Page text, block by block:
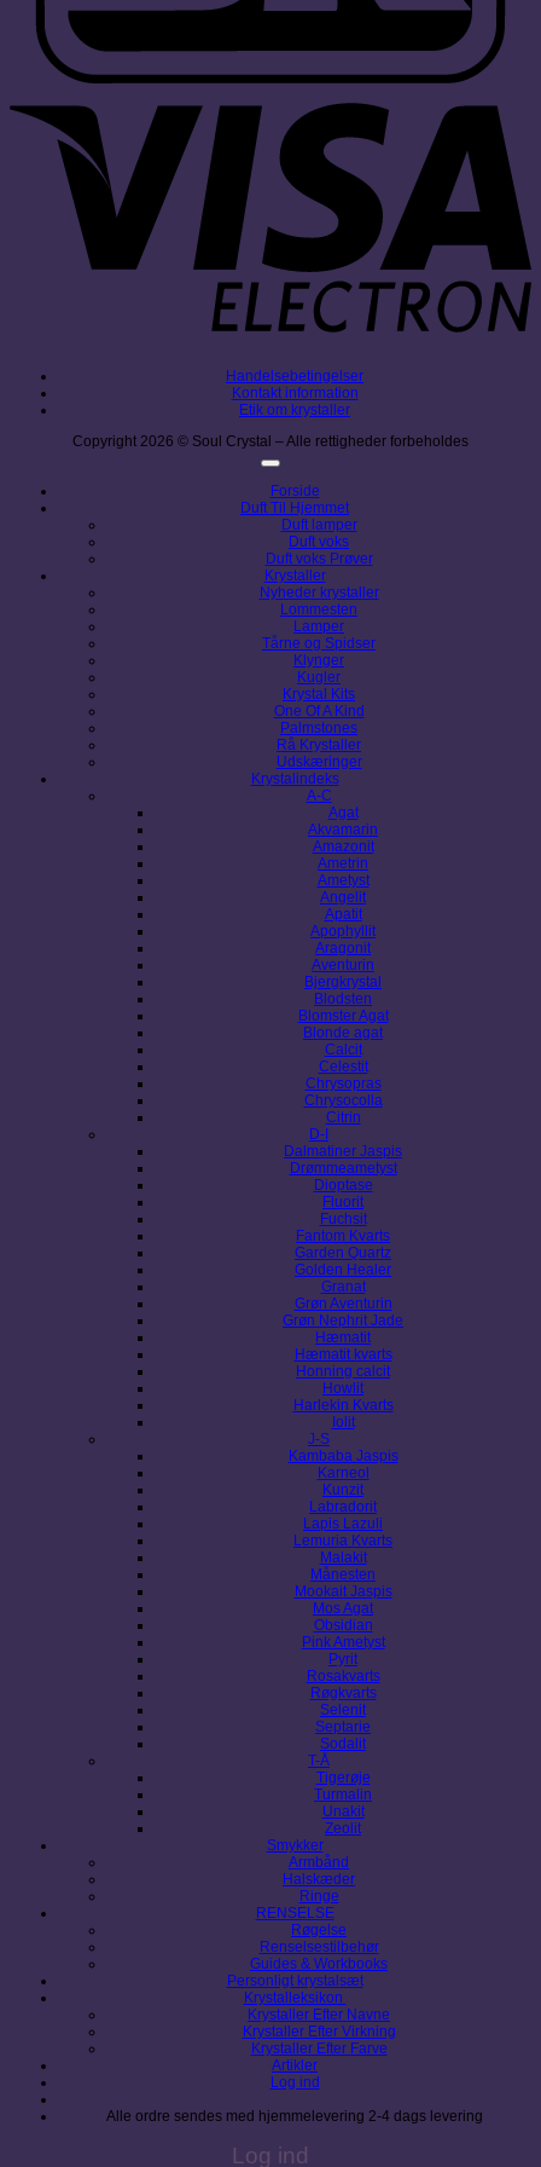
Handelsebetingelser
Kontakt information
Etik om krystaller
Copyright 2026 © Soul Crystal – Alle rettigheder forbeholdes
Forside
Duft Til Hjemmet
Duft lamper
Duft voks
Duft voks Prøver
Krystaller
Nyheder krystaller
Lommesten
Lamper
Tårne og Spidser
Klynger
Kugler
Krystal Kits
One Of A Kind
Palmstones
Rå Krystaller
Udskæringer
Krystalindeks
A-C
Agat
Akvamarin
Amazonit
Ametrin
Ametyst
Angelit
Apatit
Apophyllit
Aragonit
Aventurin
Bjergkrystal
Blodsten
Blomster Agat
Blonde agat
Calcit
Celestit
Chrysopras
Chrysocolla
Citrin
D-I
Dalmatiner Jaspis
Drømmeametyst
Dioptase
Fluorit
Fuchsit
Fantom Kvarts
Garden Quartz
Golden Healer
Granat
Grøn Aventurin
Grøn Nephrit Jade
Hæmatit
Hæmatit kvarts
Honning calcit
Howlit
Harlekin Kvarts
Iolit
J-S
Kambaba Jaspis
Karneol
Kunzit
Labradorit
Lapis Lazuli
Lemuria Kvarts
Malakit
Månesten
Mookait Jaspis
Mos Agat
Obsidian
Pink Ametyst
Pyrit
Rosakvarts
Røgkvarts
Selenit
Septarie
Sodalit
T-Å
Tigerøje
Turmalin
Unakit
Zeolit
Smykker
Armbånd
Halskæder
Ringe
RENSELSE
Røgelse
Renselsestilbehør
Guides & Workbooks
Personligt krystalsæt
Krystalleksikon
Krystaller Efter Navne
Krystaller Efter Virkning
Krystaller Efter Farve
Artikler
Log ind
Alle ordre sendes med hjemmelevering 2-4 dags levering
Log ind